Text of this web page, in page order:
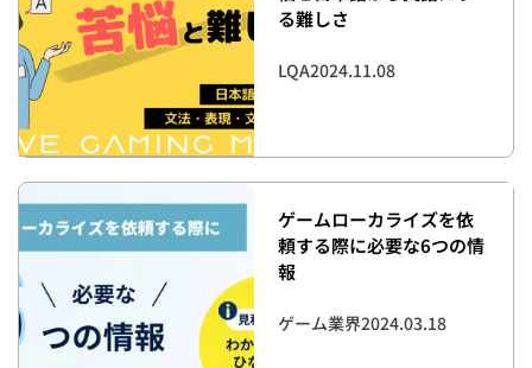
る難しさ
LQA2024.11.08
ゲームローカライズを依
頼する際に必要な6つの情
報
ゲーム業界2024.03.18